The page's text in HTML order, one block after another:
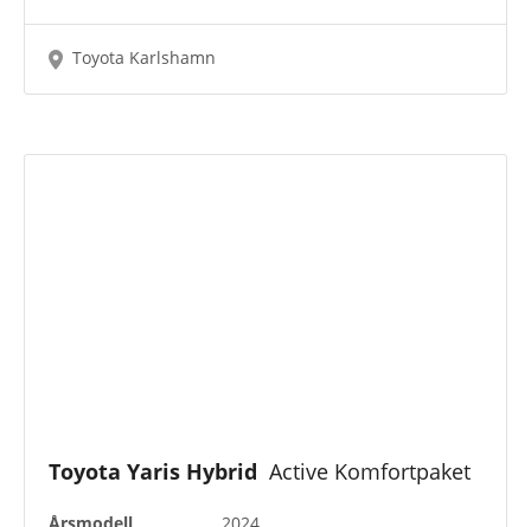
Toyota Karlshamn
Toyota Yaris Hybrid Active Komfortpaket